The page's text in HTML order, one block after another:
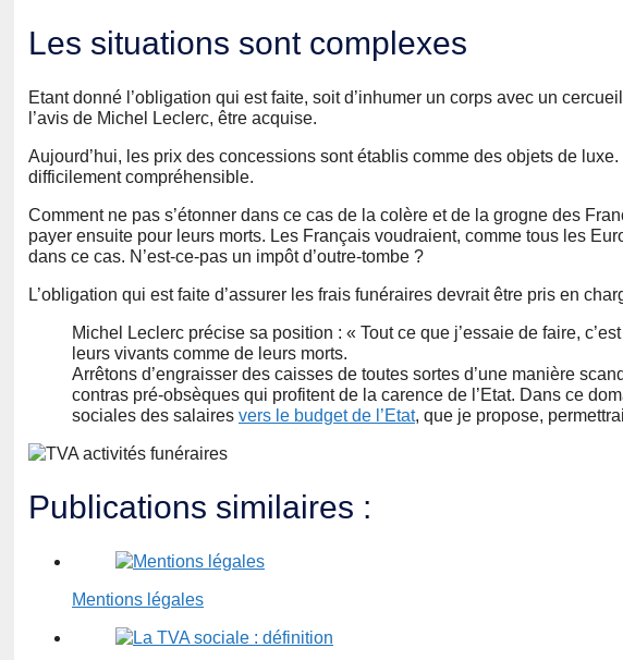
Les situations sont complexes
Etant donné l’obligation qui est faite, soit d’inhumer un corps avec un
l’avis de Michel Leclerc, être acquise.
Aujourd’hui, les prix des concessions sont établis comme des objets de
difficilement compréhensible.
Comment ne pas s’étonner dans ce cas de la colère et de la grogne des
payer ensuite pour leurs morts. Les Français voudraient, comme tous les
dans ce cas. N’est-ce-pas un impôt d’outre-tombe ?
L’obligation qui est faite d’assurer les frais funéraires devrait être pris en
Michel Leclerc précise sa position : « Tout ce que j’essaie de faire,
leurs vivants comme de leurs morts.
Arrêtons d’engraisser des caisses de toutes sortes d’une manière
contras pré-obsèques qui profitent de la carence de l’Etat. Dans ce
sociales des salaires vers le budget de l’Etat, que je propose,
Publications similaires :
Mentions légales